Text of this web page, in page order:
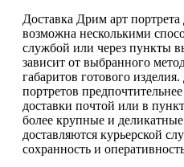
Доставка Дрим арт
возможна несколькими
службой или через пункты
зависит от выбранного
габаритов готового
портретов
доставки почтой или в
более крупные и
доставляются курьерской
сохранность и